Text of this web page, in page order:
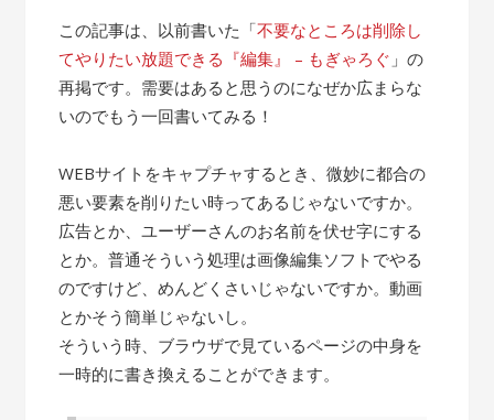
この記事は、以前書いた「不要なところは削除し
てやりたい放題できる『編集』 – もぎゃろぐ 」の
再掲です。需要はあると思うのになぜか広まらな
いのでもう一回書いてみる！
WEBサイトをキャプチャするとき、微妙に都合の
悪い要素を削りたい時ってあるじゃないですか。
広告とか、ユーザーさんのお名前を伏せ字にする
とか。普通そういう処理は画像編集ソフトでやる
のですけど、めんどくさいじゃないですか。動画
とかそう簡単じゃないし。
そういう時、ブラウザで見ているページの中身を
一時的に書き換えることができます。